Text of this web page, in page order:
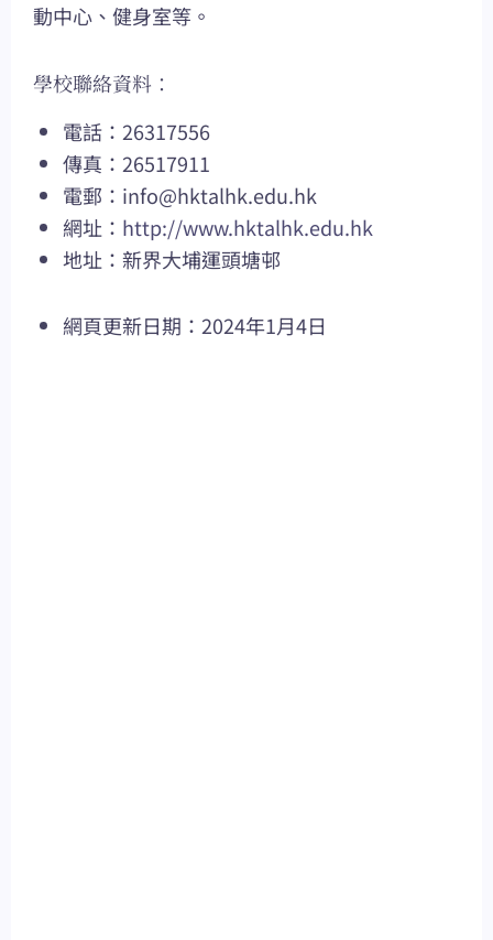
動中心、健身室等。
學校聯絡資料：
電話：26317556
傳真：26517911
電郵： info@hktalhk.edu.hk
網址： http://www.hktalhk.edu.hk
地址：新界大埔運頭塘邨
網頁更新日期：2024年1月4日